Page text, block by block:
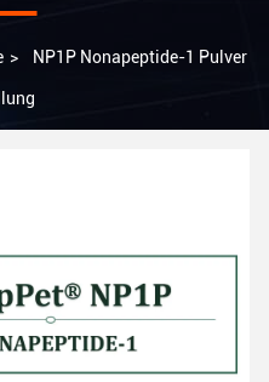
> NP1P Nonapeptide-1 Pulver